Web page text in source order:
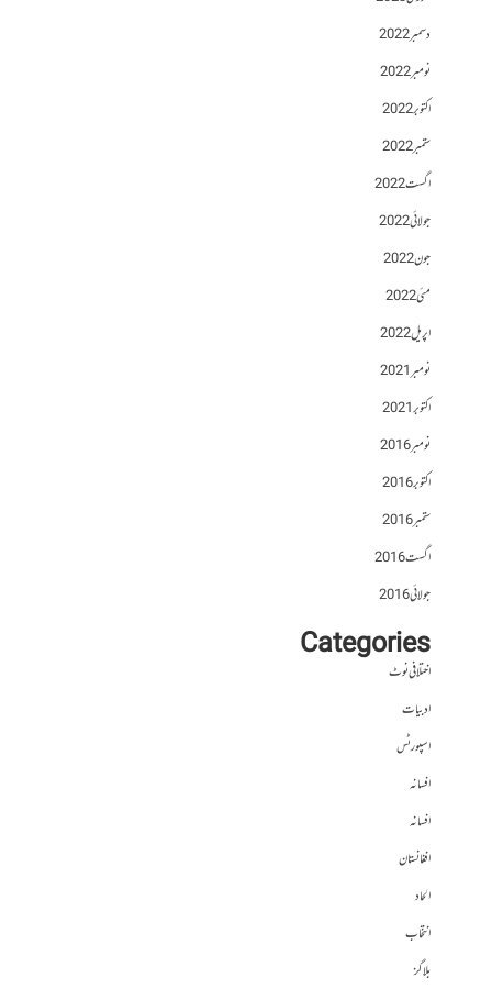
دسمبر 2022
نومبر 2022
اکتوبر 2022
ستمبر 2022
اگست 2022
جولائی 2022
جون 2022
مئی 2022
اپریل 2022
نومبر 2021
اکتوبر 2021
نومبر 2016
اکتوبر 2016
ستمبر 2016
اگست 2016
جولائی 2016
Categories
اختلافی نوٹ
ادبیات
اسپورٹس
افسانہ
افسانہ
افغانستان
الحاد
انتخاب
بلاگز